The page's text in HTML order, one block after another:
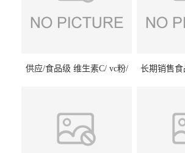
供应/食品级 维生素C/ vc粉/
长期销售